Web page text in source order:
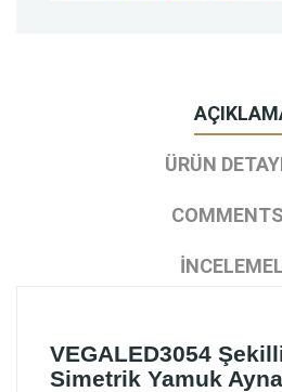
ÜRÜN
VEGALED3054
Simetrik Yamuk Ayna